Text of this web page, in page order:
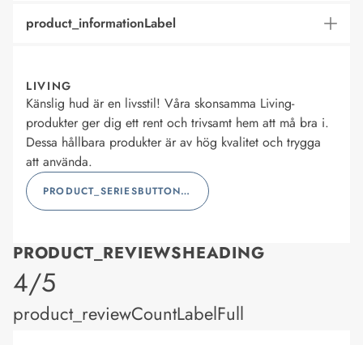
product_informationLabel
LIVING
Känslig hud är en livsstil! Våra skonsamma Living-
produkter ger dig ett rent och trivsamt hem att må bra i.
Dessa hållbara produkter är av hög kvalitet och trygga
att använda.
PRODUCT_SERIESBUTTONLABEL
PRODUCT_REVIEWSHEADING
product_rating
4/5
product_reviewCountLabelFull